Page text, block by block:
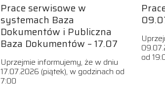
Prace serwisowe w
systemach Baza
Dokumentów i Publiczna
Baza Dokumentów – 17.07
Uprzejmie informujemy, że w dniu
17.07.2026 (piątek), w godzinach od
7:00
od